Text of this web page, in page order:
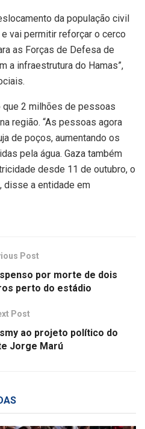
da população civil
vai permitir reforçar o cerco
as Forças de Defesa de
a infraestrutura do Hamas”,
que 2 milhões de pessoas
região. “As pessoas agora
de poços, aumentando os
pela água. Gaza também
desde 11 de outubro, o
disse a entidade em
Post
por morte de dois
perto do estádio
Post
ao projeto político do
Jorge Marú